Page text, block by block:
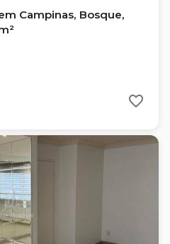
Campinas, Bosque,